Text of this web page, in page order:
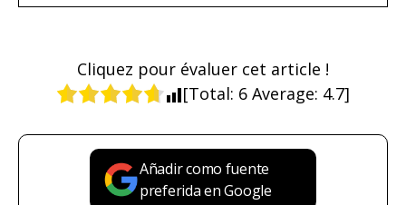
Cliquez pour évaluer cet article !
[Total: 6 Average: 4.7]
Añadir como fuente
preferida en Google